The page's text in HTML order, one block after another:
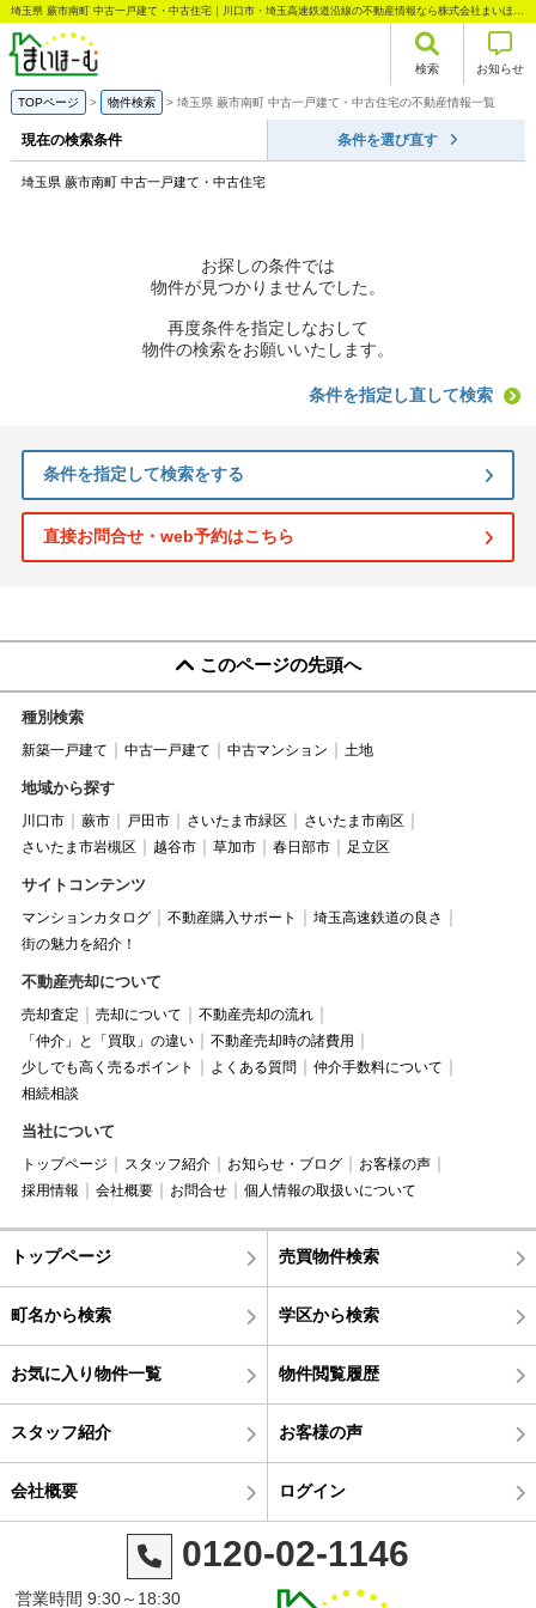
埼玉県 蕨市南町 中古一戸建て・中古住宅｜川口市・埼玉高速鉄道沿線の不動産情報なら株式会社まいほーむ
検索 お知らせ
TOPページ 物件検索 埼玉県 蕨市南町 中古一戸建て・中古住宅の不動産情報一覧
現在の検索条件 条件を選び直す
埼玉県 蕨市南町 中古一戸建て・中古住宅
お探しの条件では
物件が見つかりませんでした。
再度条件を指定しなおして
物件の検索をお願いいたします。
条件を指定し直して検索
条件を指定して検索をする
直接お問合せ・web予約はこちら
このページの先頭へ
種別検索
新築一戸建て 中古一戸建て 中古マンション 土地
地域から探す
川口市 蕨市 戸田市 さいたま市緑区
さいたま市南区
さいたま市岩槻区
越谷市 草加市 春日部市 足立区
サイトコンテンツ
マンションカタログ 不動産購入サポート
埼玉高速鉄道の良さ
街の魅力を紹介！
不動産売却について
売却査定 売却について
不動産売却の流れ
「仲介」と「買取」の違い
不動産売却時の諸費用
少しでも高く売るポイント
よくある質問
仲介手数料について
相続相談
当社について
トップページ スタッフ紹介 お知らせ・ブログ
お客様の声
採用情報
会社概要 お問合せ 個人情報の取扱いについて
トップページ 売買物件検索
町名から検索 学区から検索
お気に入り物件一覧 物件閲覧履歴
スタッフ紹介 お客様の声
会社概要 ログイン
0120-02-1146
営業時間 9:30～18:30